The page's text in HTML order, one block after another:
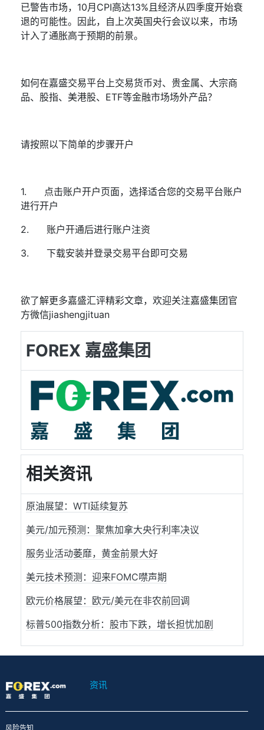
已警告市场， 10月 CPI高达13%且经济从四季度开始衰
退的可能性。因此，自上次英国央行会议以来，市场
计入了通胀高于预期的前景。
如何在嘉盛交易平台上交易货币对、贵金属、大宗商
品、股指、美港股、 ETF等金融市场场外产品？
请按照以下简单的步骤开户
1. 点击账户开户页面，选择适合您的交易平台账户
进行开户
2. 账户开通后进行账户注资
3. 下载安装并登录交易平台即可交易
欲了解更多嘉盛汇评精彩文章，欢迎关注嘉盛集团官
方微信jiashengjituan
FOREX 嘉盛集团
相关资讯
原油展望：WTI延续复苏
美元/加元预测：聚焦加拿大央行利率决议
服务业活动萎靡，黄金前景大好
美元技术预测：迎来FOMC噤声期
欧元价格展望：欧元/美元在非农前回调
标普500指数分析：股市下跌，增长担忧加剧
资讯
风险告知